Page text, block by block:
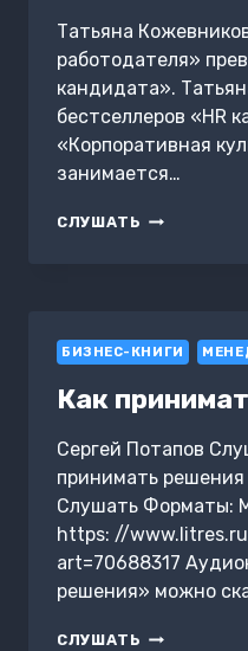
Татьяна
работодателя»
кандидата».
бестселлеров «HR
«Корпоративная
занимается…
СЛУШАТЬ СОТРУДНИК
УСПЕХА
И
В
ЗА
ТАЛАНТЫ
БИЗНЕС-КНИГИ
Как
Сергей Потапов
принимать
Слушать Форматы:
https: //
art=70688317
решения» можно
СЛУШАТЬ КАК